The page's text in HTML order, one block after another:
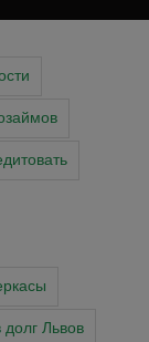
долг Львов